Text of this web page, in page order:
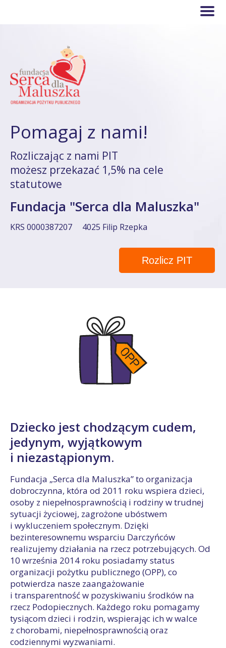
Pomagaj z nami!
Rozliczając z nami PIT
możesz przekazać 1,5% na cele
statutowe
Fundacja "Serca dla Maluszka"
KRS 0000387207 4025 Filip Rzepka
Rozlicz PIT
Dziecko jest chodzącym cudem,
jedynym, wyjątkowym
i niezastąpionym.
Fundacja „Serca dla Maluszka” to organizacja
dobroczynna, która od 2011 roku wspiera dzieci,
osoby z niepełnosprawnością i rodziny w trudnej
sytuacji życiowej, zagrożone ubóstwem
i wykluczeniem społecznym. Dzięki
bezinteresownemu wsparciu Darczyńców
realizujemy działania na rzecz potrzebujących. Od
10 września 2014 roku posiadamy status
organizacji pożytku publicznego (OPP), co
potwierdza nasze zaangażowanie
i transparentność w pozyskiwaniu środków na
rzecz Podopiecznych. Każdego roku pomagamy
tysiącom dzieci i rodzin, wspierając ich w walce
z chorobami, niepełnosprawnością oraz
codziennymi wyzwaniami.